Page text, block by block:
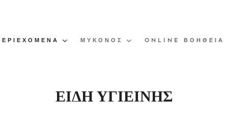
ΜΎΚΟΝΟΣ ONLINE ΒΟΉΘΕΙΑ
ΕΙΔΗ ΥΓΙΕΙΝΗΣ